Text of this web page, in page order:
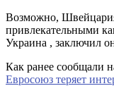
Возможно,
привлекательными
Украина , заключил
Как ранее сообщали
Евросоюз теряет